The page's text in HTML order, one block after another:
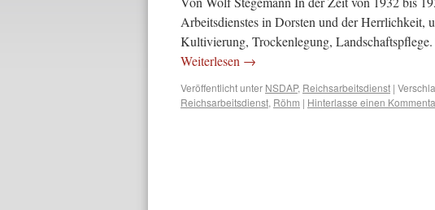
Arbeitsdienstes in Dorsten und der Herrlichkeit,
Kultivierung, Trockenlegung,
Weiterlesen →
Veröffentlicht unter NSDAP, Reichsarbeitsdienst |
Reichsarbeitsdienst, Röhm | Hinterlasse einen